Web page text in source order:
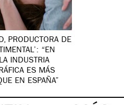
PRODUCTORA DE
“EN
INDUSTRIA
ES MÁS
EN ESPAÑA”